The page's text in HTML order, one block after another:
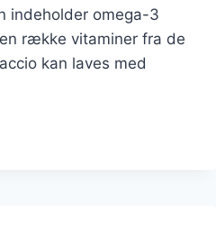
indeholder omega-3
række vitaminer fra de
kan laves med